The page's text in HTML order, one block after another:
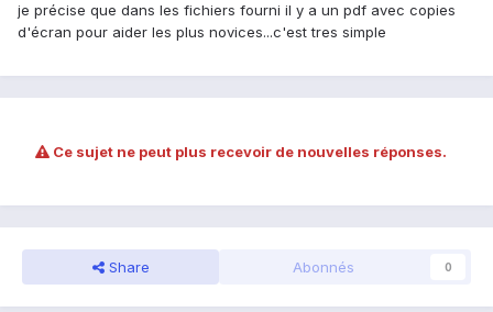
je précise que dans les fichiers fourni il y a un pdf avec copies
d'écran pour aider les plus novices...c'est tres simple
Ce sujet ne peut plus recevoir de nouvelles réponses.
Share Abonnés 0